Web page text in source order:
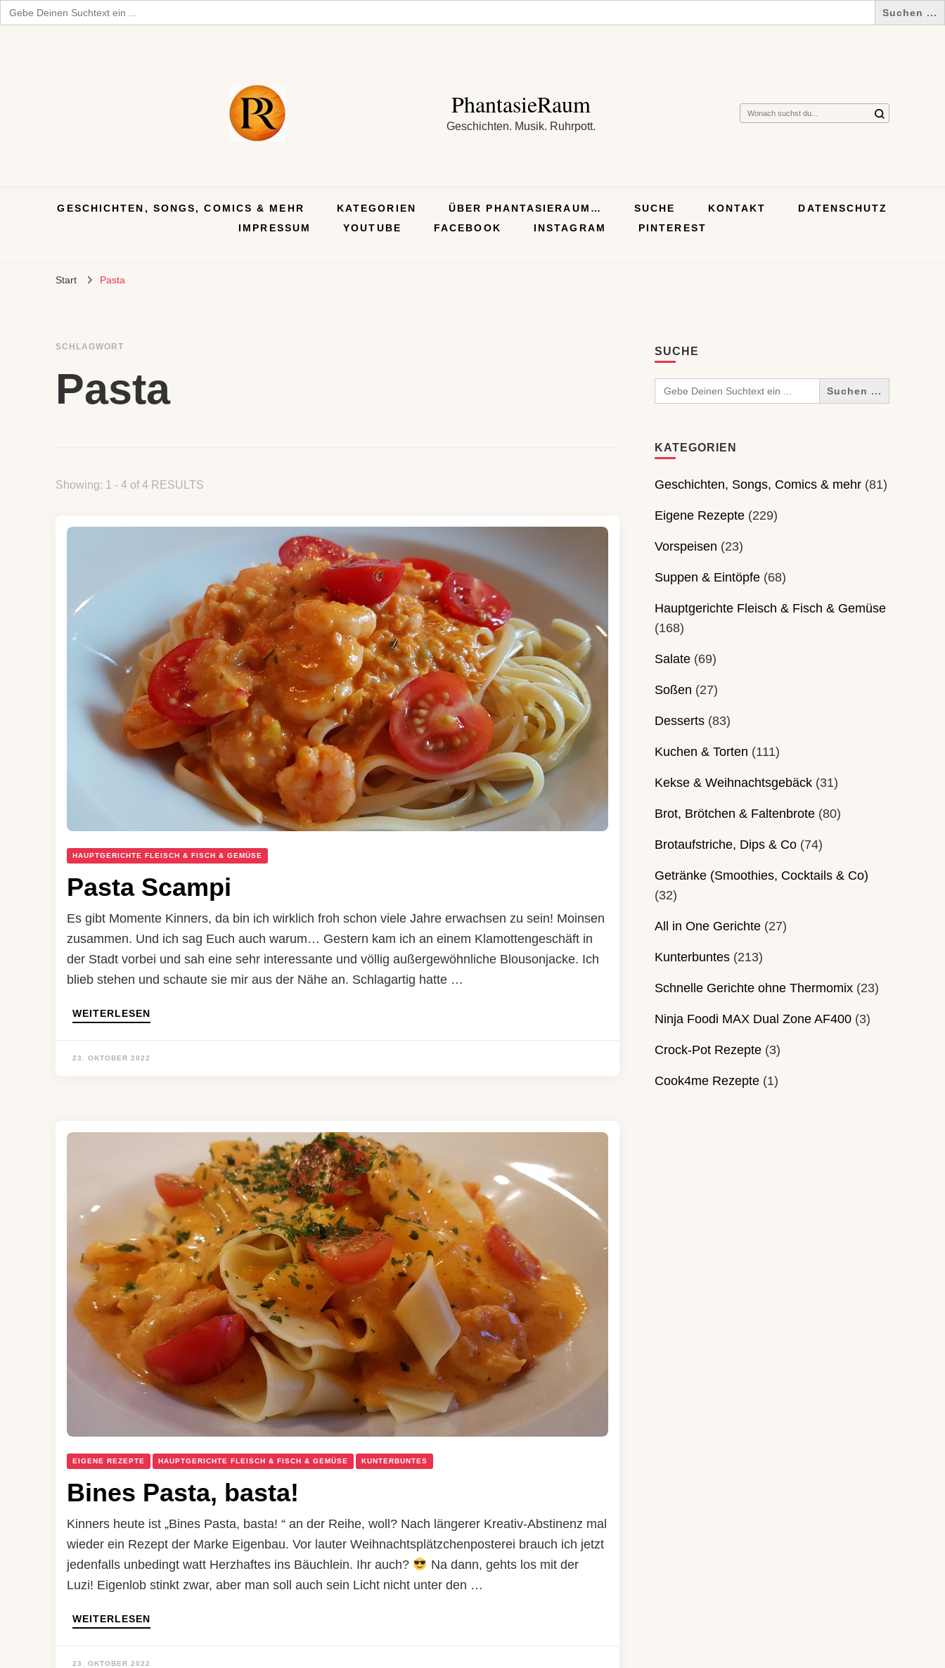
Search
for:
PhantasieRaum
Geschichten. Musik. Ruhrpott.
Suchst
GESCHICHTEN, SONGS, COMICS & MEHR KATEGORIEN ÜBER PHANTASIERAUM… SUCHE KONTAKT
DATENSCHUTZ
IMPRESSUM
YOUTUBE FACEBOOK INSTAGRAM PINTEREST
Start Pasta
SCHLAGWORT
Pasta
Showing: 1 - 4 of 4 RESULTS
HAUPTGERICHTE FLEISCH & FISCH & GEMÜSE
Pasta Scampi
Es gibt Momente Kinners, da bin ich wirklich froh schon viele Jahre erwachsen zu sein! Moinsen
zusammen. Und ich sag Euch auch warum… Gestern kam ich an einem Klamottengeschäft in
der Stadt vorbei und sah eine sehr interessante und völlig außergewöhnliche Blousonjacke. Ich
blieb stehen und schaute sie mir aus der Nähe an. Schlagartig hatte …
WEITERLESEN
23. OKTOBER 2022
EIGENE REZEPTE HAUPTGERICHTE FLEISCH & FISCH & GEMÜSE KUNTERBUNTES
Bines Pasta, basta!
Kinners heute ist „Bines Pasta, basta! “ an der Reihe, woll? Nach längerer Kreativ-Abstinenz mal
wieder ein Rezept der Marke Eigenbau. Vor lauter Weihnachtsplätzchenposterei brauch ich jetzt
jedenfalls unbedingt watt Herzhaftes ins Bäuchlein. Ihr auch?
Na dann, gehts los mit der
Luzi! Eigenlob stinkt zwar, aber man soll auch sein Licht nicht unter den …
WEITERLESEN
23. OKTOBER 2022
SUCHE
Search
for:
KATEGORIEN
Geschichten, Songs, Comics & mehr(81)
Eigene Rezepte(229)
Vorspeisen (23)
Suppen & Eintöpfe(68)
Hauptgerichte Fleisch & Fisch & Gemüse
(168)
Salate(69)
Soßen (27)
Desserts(83)
Kuchen & Torten (111)
Kekse & Weihnachtsgebäck(31)
Brot, Brötchen & Faltenbrote(80)
Brotaufstriche, Dips & Co(74)
Getränke (Smoothies, Cocktails & Co)
(32)
All in One Gerichte(27)
Kunterbuntes(213)
Schnelle Gerichte ohne Thermomix(23)
Ninja Foodi MAX Dual Zone AF400(3)
Crock-Pot Rezepte(3)
Cook4me Rezepte(1)